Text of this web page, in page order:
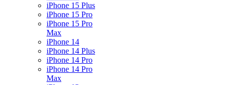
iPhone 15 Plus
iPhone 15 Pro
iPhone 15 Pro
Max
iPhone 14
iPhone 14 Plus
iPhone 14 Pro
iPhone 14 Pro
Max